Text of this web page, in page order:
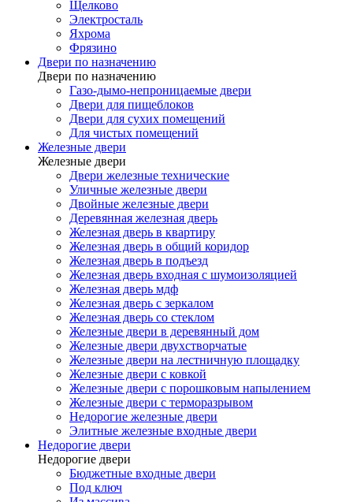
Щелково
Электросталь
Яхрома
Фрязино
Двери по назначению
Двери по назначению
Газо-дымо-непроницаемые двери
Двери для пищеблоков
Двери для сухих помещений
Для чистых помещений
Железные двери
Железные двери
Двери железные технические
Уличные железные двери
Двойные железные двери
Деревянная железная дверь
Железная дверь в квартиру
Железная дверь в общий коридор
Железная дверь в подъезд
Железная дверь входная с шумоизоляцией
Железная дверь мдф
Железная дверь с зеркалом
Железная дверь со стеклом
Железные двери в деревянный дом
Железные двери двухстворчатые
Железные двери на лестничную площадку
Железные двери с ковкой
Железные двери с порошковым напылением
Железные двери с терморазрывом
Недорогие железные двери
Элитные железные входные двери
Недорогие двери
Недорогие двери
Бюджетные входные двери
Под ключ